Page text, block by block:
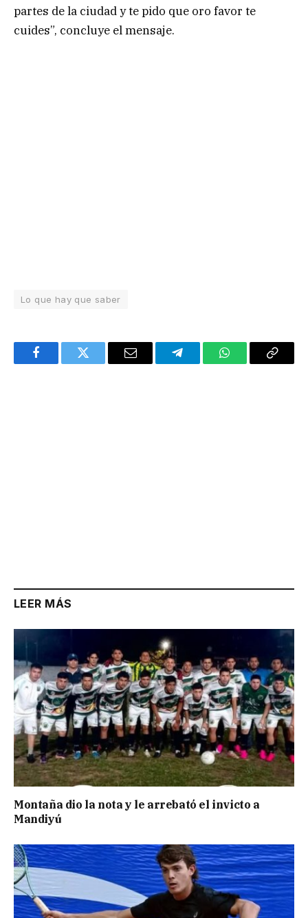
partes de la ciudad y te pido que oro favor te
cuides”, concluye el mensaje.
Lo que hay que saber
FacebookTwitter Email TelegramWhatsAppCopy
LEER MÁS
Montaña dio la nota y le arrebató el invicto a
Mandiyú